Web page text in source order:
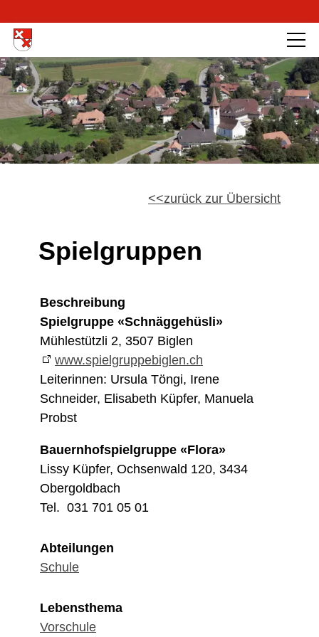
zurück zur Übersicht
Spielgruppen
Beschreibung
Spielgruppe «Schnäggehüsli»
Mühlestützli 2, 3507 Biglen
www.spielgruppebiglen.ch
Leiterinnen: Ursula Töngi, Irene
Schneider, Elisabeth Küpfer, Manuela
Probst
Bauernhofspielgruppe «Flora»
Lissy Küpfer, Ochsenwald 120, 3434
Obergoldbach
Tel. 031 701 05 01
Abteilungen
Schule
Lebensthema
Vorschule